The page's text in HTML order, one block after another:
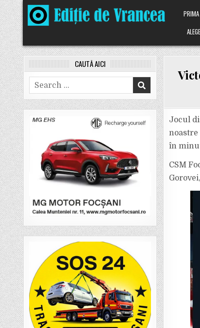
Skip
to
content
Jocul
noastre
în
CSM
CAUTĂ AICI
Search
for: